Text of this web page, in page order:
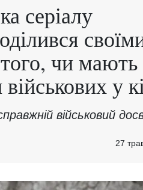
серіалу
чи мають
у
військовий
27